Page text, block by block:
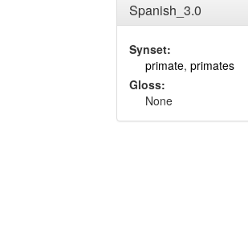
Spanish_3.0
Synset:
primate, primates
Gloss:
None